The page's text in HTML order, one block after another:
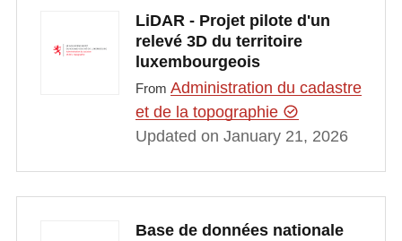
LiDAR - Projet pilote d'un
relevé 3D du territoire
luxembourgeois
From Administration du cadastre
et de la topographie
Updated on January 21, 2026
Base de données nationale